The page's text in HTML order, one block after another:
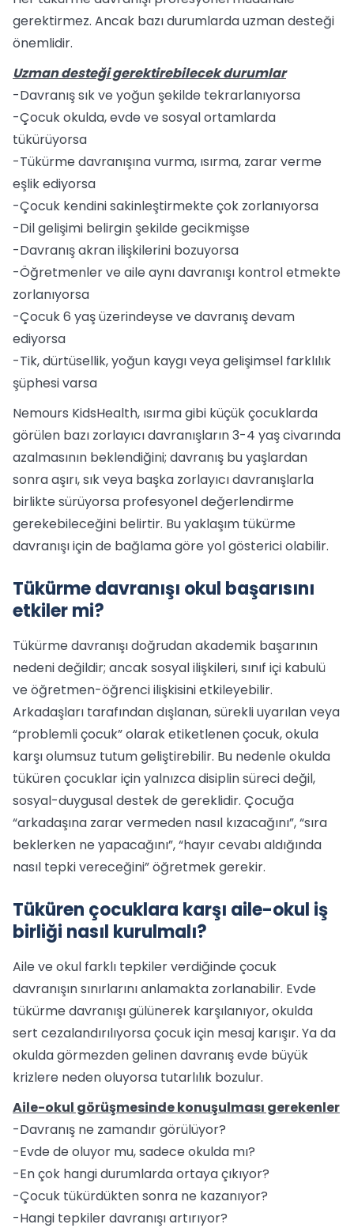
gerektirmez. Ancak bazı durumlarda uzman desteği
önemlidir.
Uzman desteği gerektirebilecek durumlar
-Davranış sık ve yoğun şekilde tekrarlanıyorsa
-Çocuk okulda, evde ve sosyal ortamlarda
tükürüyorsa
-Tükürme davranışına vurma, ısırma, zarar verme
eşlik ediyorsa
-Çocuk kendini sakinleştirmekte çok zorlanıyorsa
-Dil gelişimi belirgin şekilde gecikmişse
-Davranış akran ilişkilerini bozuyorsa
-Öğretmenler ve aile aynı davranışı kontrol etmekte
zorlanıyorsa
-Çocuk 6 yaş üzerindeyse ve davranış devam
ediyorsa
-Tik, dürtüsellik, yoğun kaygı veya gelişimsel farklılık
şüphesi varsa
Nemours KidsHealth, ısırma gibi küçük çocuklarda
görülen bazı zorlayıcı davranışların 3-4 yaş civarında
azalmasının beklendiğini; davranış bu yaşlardan
sonra aşırı, sık veya başka zorlayıcı davranışlarla
birlikte sürüyorsa profesyonel değerlendirme
gerekebileceğini belirtir. Bu yaklaşım tükürme
davranışı için de bağlama göre yol gösterici olabilir.
Tükürme davranışı okul başarısını
etkiler mi?
Tükürme davranışı doğrudan akademik başarının
nedeni değildir; ancak sosyal ilişkileri, sınıf içi kabulü
ve öğretmen-öğrenci ilişkisini etkileyebilir.
Arkadaşları tarafından dışlanan, sürekli uyarılan veya
“problemli çocuk” olarak etiketlenen çocuk, okula
karşı olumsuz tutum geliştirebilir. Bu nedenle okulda
tüküren çocuklar için yalnızca disiplin süreci değil,
sosyal-duygusal destek de gereklidir. Çocuğa
“arkadaşına zarar vermeden nasıl kızacağını”, “sıra
beklerken ne yapacağını”, “hayır cevabı aldığında
nasıl tepki vereceğini” öğretmek gerekir.
Tüküren çocuklara karşı aile-okul iş
birliği nasıl kurulmalı?
Aile ve okul farklı tepkiler verdiğinde çocuk
davranışın sınırlarını anlamakta zorlanabilir. Evde
tükürme davranışı gülünerek karşılanıyor, okulda
sert cezalandırılıyorsa çocuk için mesaj karışır. Ya da
okulda görmezden gelinen davranış evde büyük
krizlere neden oluyorsa tutarlılık bozulur.
Aile-okul görüşmesinde konuşulması gerekenler
-Davranış ne zamandır görülüyor?
-Evde de oluyor mu, sadece okulda mı?
-En çok hangi durumlarda ortaya çıkıyor?
-Çocuk tükürdükten sonra ne kazanıyor?
-Hangi tepkiler davranışı artırıyor?